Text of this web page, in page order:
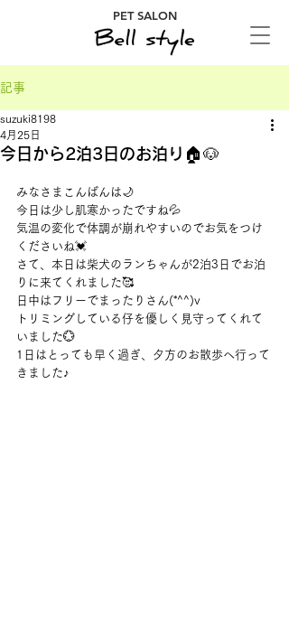
PET SALON
記事
今日から2泊3日のお泊り🏠🐶
suzuki8198
4月25日
みなさまこんばんは🌙
今日は少し肌寒かったですね💦
気温の変化で体調が崩れやすいのでお気をつけ
くださいね💓
さて、本日は柴犬のランちゃんが2泊3日でお泊
りに来てくれました🥰
日中はフリーでまったりさん(*^^)v
トリミングしている仔を優しく見守ってくれて
いました💮
1日はとっても早く過ぎ、夕方のお散歩へ行って
きました♪